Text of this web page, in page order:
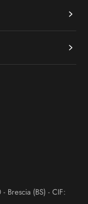
Brescia (BS) - CIF: